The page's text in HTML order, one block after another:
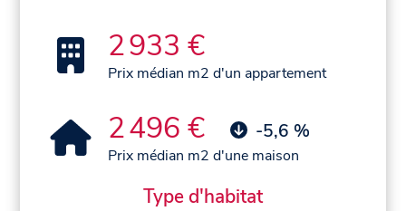
2 933 €
Prix médian m2 d'un appartement
2 496 € -5,6 %
Prix médian m2 d'une maison
Type d'habitat